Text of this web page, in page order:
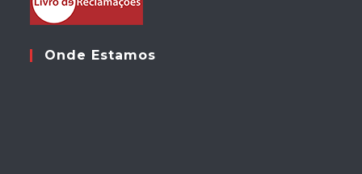
Onde Estamos